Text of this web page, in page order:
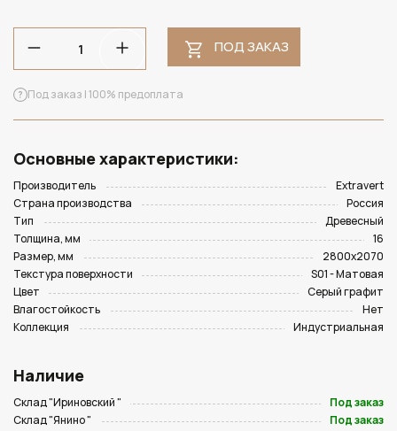
ПОД ЗАКАЗ
Под заказ | 100% предоплата
Основные характеристики:
Производитель
Extravert
Страна производства
Россия
Тип
Древесный
Толщина, мм
16
Размер, мм
2800х2070
Текстура поверхности
S01 - Матовая
Цвет
Серый графит
Влагостойкость
Нет
Коллекция
Индустриальная
Наличие
Склад "Ириновский "
Под заказ
Склад "Янино "
Под заказ